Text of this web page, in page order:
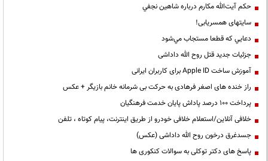
حكم آيت‌الله مكارم درباره شاهين نجفي
سایتهای همسریابی!
دعايي كه قطعا مستجاب مي‌شود
جزئیات جدید قتل روح الله داداشی
آموزش ساخت Apple ID برای کاربران ایرانی
راز خنده های اصغر فرهادی به حرکت بی شرمانه خانم بازیگر + عکس
پرداخت ۱۰۰ درصد پاداش پایان خدمت فرهنگیان
خلافی آنلاین/استعلام خلافی خودرو از طریق اینترنت، پیام کوتاه ، تلفن
جسدغرق درخون روح الله داداشی (عکس)
پاسخ های دکتر توکلی به سوالات کنکوری ها